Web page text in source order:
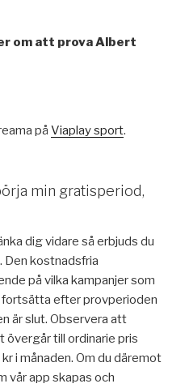
om att prova Albert
på Viaplay sport.
min gratisperiod,
dig vidare så erbjuds du
kostnadsfria
på vilka kampanjer som
fortsätta efter provperioden
är slut. Observera att
till ordinarie pris
i månaden. Om du däremot
vår app skapas och